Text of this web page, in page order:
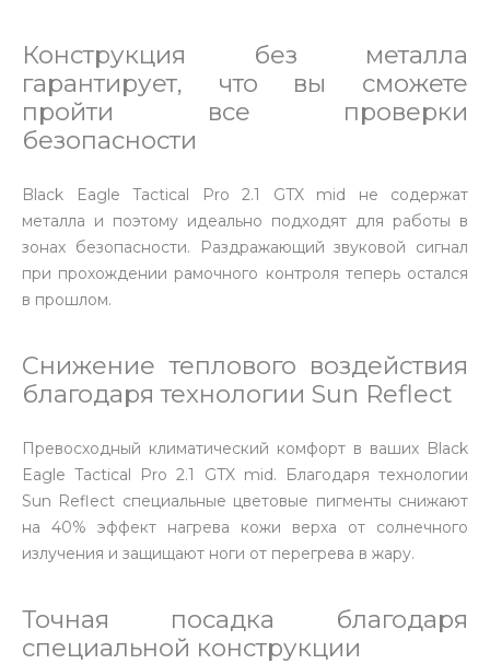
Конструкция без металла
гарантирует, что вы сможете
пройти все проверки
безопасности
Black Eagle Tactical Pro 2.1 GTX mid не содержат
металла и поэтому идеально подходят для работы в
зонах безопасности. Раздражающий звуковой сигнал
при прохождении рамочного контроля теперь остался
в прошлом.
Снижение теплового воздействия
благодаря технологии Sun Reflect
Превосходный климатический комфорт в ваших Black
Eagle Tactical Pro 2.1 GTX mid. Благодаря технологии
Sun Reflect специальные цветовые пигменты снижают
на 40% эффект нагрева кожи верха от солнечного
излучения и защищают ноги от перегрева в жару.
Точная посадка благодаря
специальной конструкции